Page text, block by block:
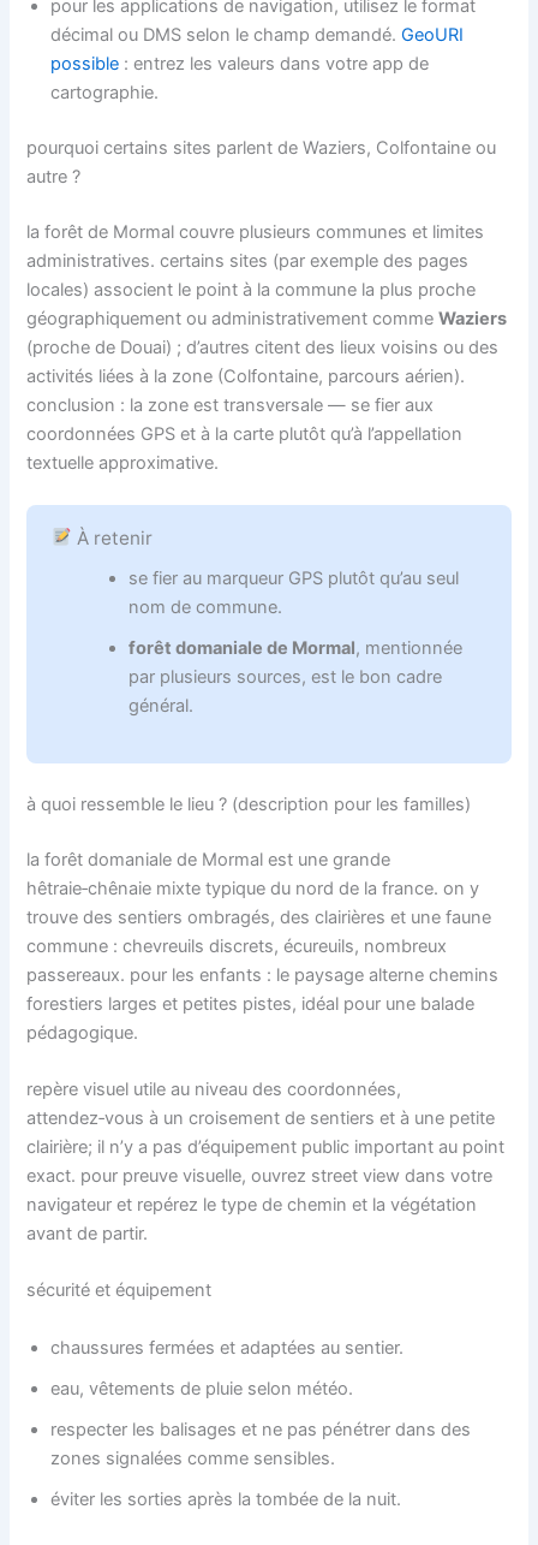
pour les applications de navigation, utilisez le format
décimal ou DMS selon le champ demandé.GeoURI
possible : entrez les valeurs dans votre app de
cartographie.
pourquoi certains sites parlent de Waziers, Colfontaine ou
autre ?
la forêt de Mormal couvre plusieurs communes et limites
administratives. certains sites (par exemple des pages
locales) associent le point à la commune la plus proche
géographiquement ou administrativement commeWaziers
(proche de Douai) ; d’autres citent des lieux voisins ou des
activités liées à la zone (Colfontaine, parcours aérien).
conclusion : la zone est transversale — se fier aux
coordonnées GPS et à la carte plutôt qu’à l’appellation
textuelle approximative.
À retenir
se fier au marqueur GPS plutôt qu’au seul
nom de commune.
forêt domaniale de Mormal, mentionnée
par plusieurs sources, est le bon cadre
général.
à quoi ressemble le lieu ? (description pour les familles)
la forêt domaniale de Mormal est une grande
hêtraie‑chênaie mixte typique du nord de la france. on y
trouve des sentiers ombragés, des clairières et une faune
commune : chevreuils discrets, écureuils, nombreux
passereaux. pour les enfants : le paysage alterne chemins
forestiers larges et petites pistes, idéal pour une balade
pédagogique.
repère visuel utile au niveau des coordonnées,
attendez‑vous à un croisement de sentiers et à une petite
clairière; il n’y a pas d’équipement public important au point
exact. pour preuve visuelle, ouvrez street view dans votre
navigateur et repérez le type de chemin et la végétation
avant de partir.
sécurité et équipement
chaussures fermées et adaptées au sentier.
eau, vêtements de pluie selon météo.
respecter les balisages et ne pas pénétrer dans des
zones signalées comme sensibles.
éviter les sorties après la tombée de la nuit.